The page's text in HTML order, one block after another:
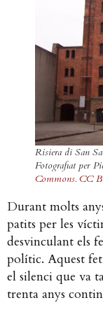
Risiera di San
Fotografiat per
Commons. CC
Durant molts
patits per les
desvinculant els
polític. Aquest
el silenci que va
trenta anys